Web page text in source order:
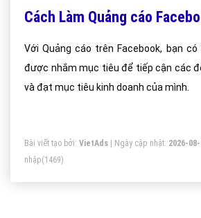
Cách Làm Quảng cáo
Với Quảng cáo trên Facebook, bạn
được nhắm mục tiêu để tiếp cận các
và đạt mục tiêu kinh doanh của mình.
Bài viết tạo bởi: VietAds | Ngày cập nhật: 2026-08-
nhập(1469)